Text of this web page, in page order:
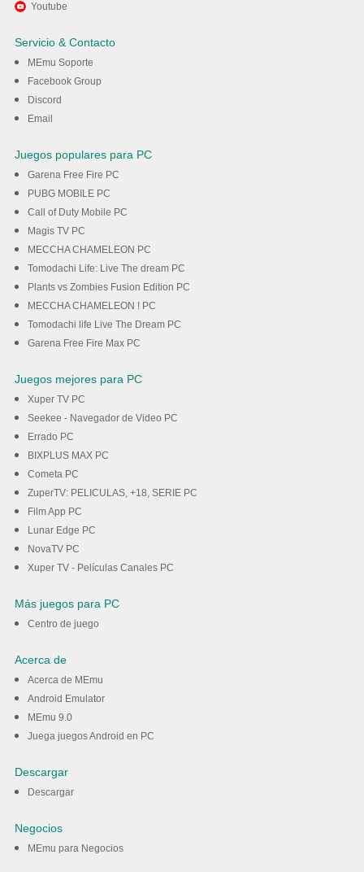
Youtube
Servicio & Contacto
MEmu Soporte
Facebook Group
Discord
Email
Juegos populares para PC
Garena Free Fire PC
PUBG MOBILE PC
Call of Duty Mobile PC
Magis TV PC
MECCHA CHAMELEON PC
Tomodachi Life: Live The dream PC
Plants vs Zombies Fusion Edition PC
MECCHA CHAMELEON ! PC
Tomodachi life Live The Dream PC
Garena Free Fire Max PC
Juegos mejores para PC
Xuper TV PC
Seekee - Navegador de Video PC
Errado PC
BIXPLUS MAX PC
Cometa PC
ZuperTV: PELICULAS, +18, SERIE PC
Film App PC
Lunar Edge PC
NovaTV PC
Xuper TV - Películas Canales PC
Más juegos para PC
Centro de juego
Acerca de
Acerca de MEmu
Android Emulator
MEmu 9.0
Juega juegos Android en PC
Descargar
Descargar
Negocios
MEmu para Negocios